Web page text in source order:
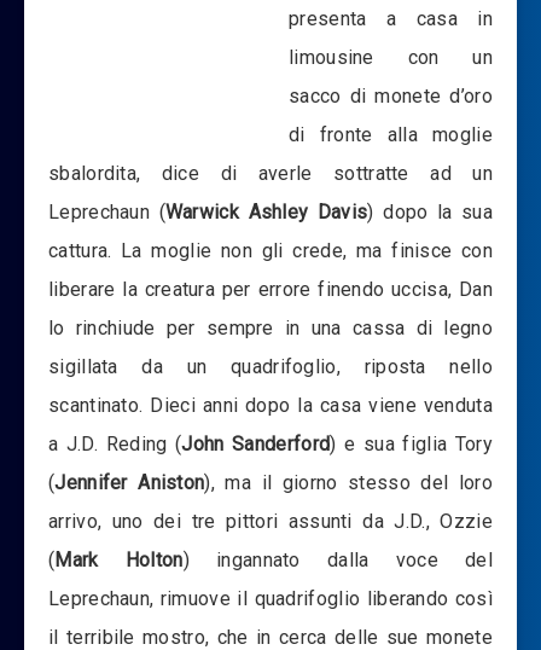
presenta a casa in
limousine con un
sacco di monete d’oro
di fronte alla moglie
sbalordita, dice di averle sottratte ad un
Leprechaun (Warwick Ashley Davis) dopo la sua
cattura. La moglie non gli crede, ma finisce con
liberare la creatura per errore finendo uccisa, Dan
lo rinchiude per sempre in una cassa di legno
sigillata da un quadrifoglio, riposta nello
scantinato. Dieci anni dopo la casa viene venduta
a J.D. Reding (John Sanderford) e sua figlia Tory
(Jennifer Aniston), ma il giorno stesso del loro
arrivo, uno dei tre pittori assunti da J.D., Ozzie
(Mark Holton) ingannato dalla voce del
Leprechaun, rimuove il quadrifoglio liberando così
il terribile mostro, che in cerca delle sue monete